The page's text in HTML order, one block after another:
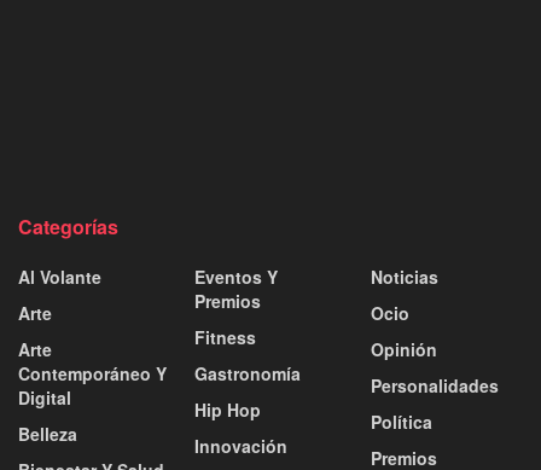
Categorías
Al Volante
Arte
Arte
Contemporáneo Y
Digital
Belleza
Eventos Y
Premios
Fitness
Gastronomía
Hip Hop
Innovación
Noticias
Ocio
Opinión
Personalidades
Política
Premios